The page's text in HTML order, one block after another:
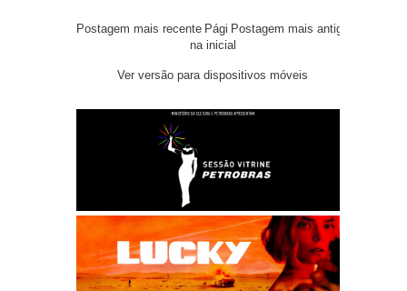
Postagem mais recente Postagem mais antiga
Pági
na inicial
Ver versão para dispositivos móveis